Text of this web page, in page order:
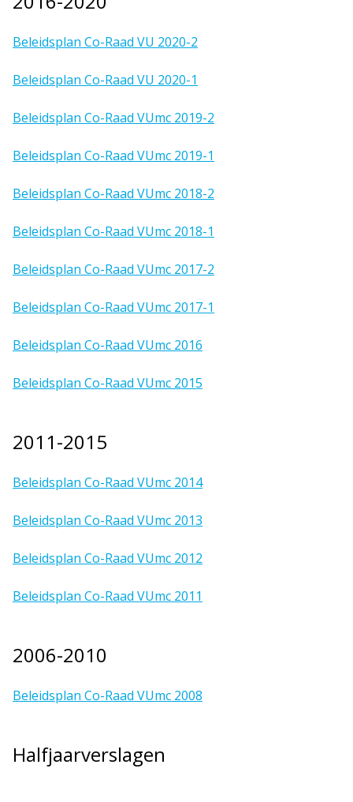
Beleidsplan Co-Raad VU 2020-2
Beleidsplan Co-Raad VU 2020-1
Beleidsplan Co-Raad VUmc 2019-2
Beleidsplan Co-Raad VUmc 2019-1
Beleidsplan Co-Raad VUmc 2018-2
Beleidsplan Co-Raad VUmc 2018-1
Beleidsplan Co-Raad VUmc 2017-2
Beleidsplan Co-Raad VUmc 2017-1
Beleidsplan Co-Raad VUmc 2016
Beleidsplan Co-Raad VUmc 2015
2011-2015
Beleidsplan Co-Raad VUmc 2014
Beleidsplan Co-Raad VUmc 2013
Beleidsplan Co-Raad VUmc 2012
Beleidsplan Co-Raad VUmc 2011
2006-2010
Beleidsplan Co-Raad VUmc 2008
Halfjaarverslagen